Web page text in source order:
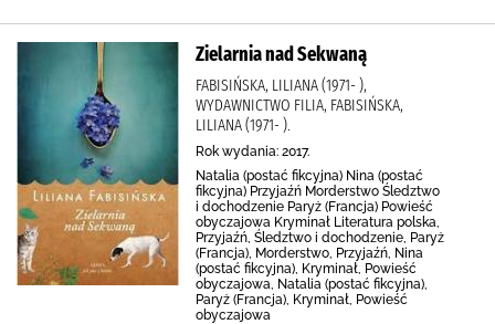
Zielarnia nad Sekwaną
FABISIŃSKA, LILIANA (1971- ),
WYDAWNICTWO FILIA, FABISIŃSKA,
LILIANA (1971- ).
Rok wydania: 2017.
Natalia (postać fikcyjna) Nina (postać
fikcyjna) Przyjaźń Morderstwo Śledztwo
i dochodzenie Paryż (Francja) Powieść
obyczajowa Kryminał Literatura polska,
Przyjaźń, Śledztwo i dochodzenie, Paryż
(Francja), Morderstwo, Przyjaźń, Nina
(postać fikcyjna), Kryminał, Powieść
obyczajowa, Natalia (postać fikcyjna),
Paryż (Francja), Kryminał, Powieść
obyczajowa